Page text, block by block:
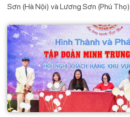
Sơn (Hà Nội) và Lương Sơn (Phú
toàn quốc.